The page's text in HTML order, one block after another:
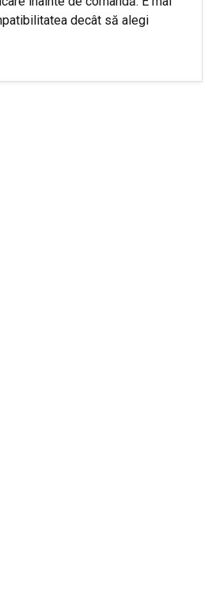
decât să alegi